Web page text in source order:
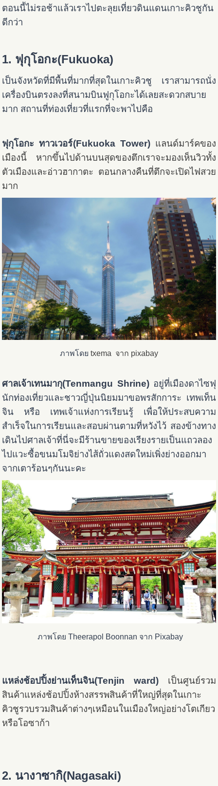
ตอนนี้ไม่รอช้าแล้วเราไปตะลุยเที่ยวดินแดนเกาะคิวชูกัน
ดีกว่า
1. ฟุกุโอกะ(Fukuoka)
เป็นจังหวัดที่มีพื้นที่มากที่สุดในเกาะคิวชู เราสามารถนั่ง
เครื่องบินตรงลงที่สนามบินฟูกุโอกะได้เลยสะดวกสบาย
มาก สถานที่ท่องเที่ยวที่แรกที่จะพาไปคือ
ฟุกุโอกะ ทาวเวอร์(Fukuoka Tower) แลนด์มาร์คของ
เมืองนี้ หากขึ้นไปด้านบนสุดของตึกเราจะมองเห็นวิวทั้ง
ตัวเมืองและอ่าวฮากาตะ ตอนกลางคืนที่ตึกจะเปิดไฟสวย
มาก
ภาพโดย txema จาก pixabay
ศาลเจ้าเทนมากุ(Tenmangu Shrine)อยู่ที่เมืองดาไซฟุ
นักท่องเที่ยวและชาวญี่ปุ่นนิยมมาขอพรสักการะ เทพเท็น
จิน หรือ เทพเจ้าแห่งการเรียนรู้ เพื่อให้ประสบความ
สำเร็จในการเรียนและสอบผ่านตามที่หวังไว้ สองข้างทาง
เดินไปศาลเจ้าที่นี่จะมีร้านขายของเรียงรายเป็นแถวลอง
ไปแวะซื้อขนมโมจิย่างไส้ถั่วแดงสดใหม่เพิ่งย่างออกมา
จากเตาร้อนๆกันนะคะ
ภาพโดย Theerapol Boonnan จาก Pixabay
แหล่งช้อปปิ้งย่านเท็นจิน(Tenjin ward) เป็นศูนย์รวม
สินค้าแหล่งช้อปปิ้งห้างสรรพสินค้าที่ใหญ่ที่สุดในเกาะ
คิวชูรวบรวมสินค้าต่างๆเหมือนในเมืองใหญ่อย่างโตเกียว
หรือโอซาก้า
2. นางาซากิ(Nagasaki)